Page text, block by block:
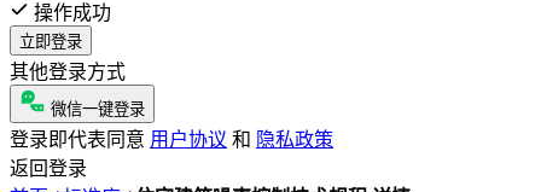
操作成功
立即登录
其他登录方式
微信一键登录
登录即代表同意 用户协议 和 隐私政策
返回登录